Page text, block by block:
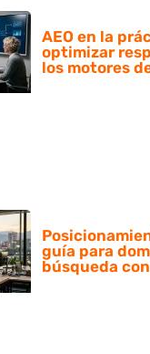
AEO en la
optimizar
los motores
guía para
búsqueda